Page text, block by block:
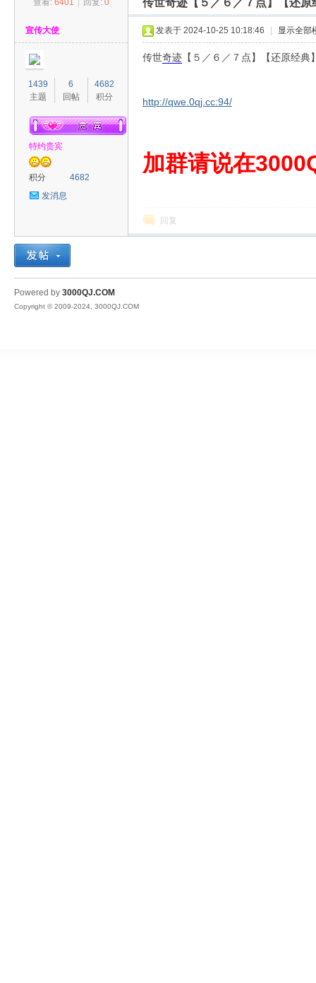
QJ
› ›
查看: 6401 回复: 0 传世奇迹【５／６／７点】【还
宣传大使
1439
主题
6
回帖
4682
积分
特约贵宾
积分
4682
发消息
发表于 2024-10-25 10:18:46 显示全部
传世奇迹 【５／６／７点】【还原经典
http://qwe.0qj.cc:94/
加群请说在
回复
Powered by 3000QJ.COM
Copyright © 2009-2024, 3000QJ.COM